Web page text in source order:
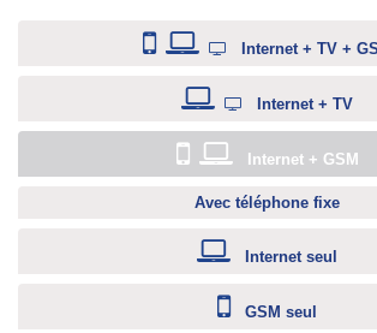
Internet + TV +
Internet + TV
Internet + GSM
Avec téléphone fixe
Internet seul
GSM seul